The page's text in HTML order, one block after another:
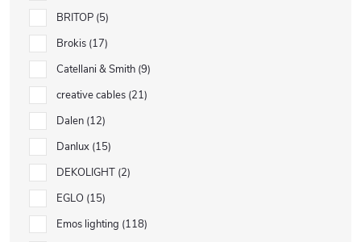
BRITOP 5
Brokis 17
Catellani & Smith 9
creative cables 21
Dalen 12
Danlux 15
DEKOLIGHT 2
EGLO 15
Emos lighting 118